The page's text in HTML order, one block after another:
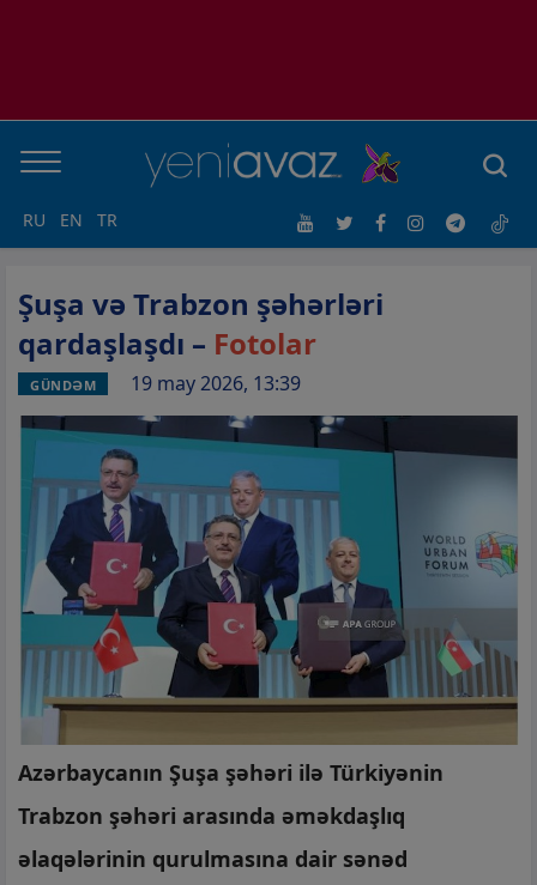
RU EN TR
Şuşa və Trabzon şəhərləri
qardaşlaşdı – Fotolar
GÜNDƏM 19 may 2026, 13:39
Azərbaycanın Şuşa şəhəri ilə Türkiyənin
Trabzon şəhəri arasında əməkdaşlıq
əlaqələrinin qurulmasına dair sənəd